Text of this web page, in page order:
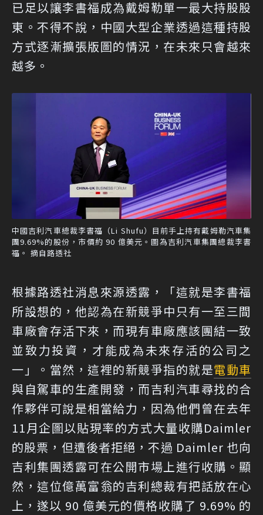
已足以讓李書福成為戴姆勒單一最大持股股
東。不得不說，中國大型企業透過這種持股
方式逐漸擴張版圖的情況，在未來只會越來
越多。
中國吉利汽車總裁李書福（Li Shufu）目前手上持有戴姆勒汽車集
團9.69%的股份，市價約 90 億美元。圖為吉利汽車集團總裁李書
福。 摘自路透社
根據路透社消息來源透露，「這就是李書福
所設想的，他認為在新競爭中只有一至三間
車廠會存活下來，而現有車廠應該團結一致
並致力投資，才能成為未來存活的公司之
一」。當然，這裡的新競爭指的就是電動車
與自駕車的生產開發，而吉利汽車尋找的合
作夥伴可說是相當給力，因為他們曾在去年
11月企圖以貼現率的方式大量收購Daimler
的股票，但遭後者拒絕，不過 Daimler 也向
吉利集團透露可在公開市場上進行收購。顯
然，這位億萬富翁的吉利總裁有把話放在心
上，遂以 90 億美元的價格收購了 9.69% 的